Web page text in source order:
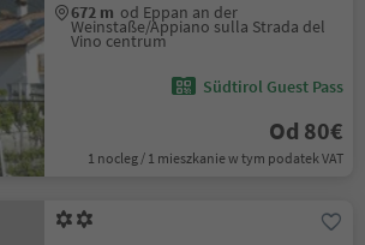
672 m od Eppan an der
Weinstaße/Appiano sulla Strada del
Vino centrum
Südtirol Guest Pass
Od 80€
1 nocleg / 1 mieszkanie w tym podatek VAT